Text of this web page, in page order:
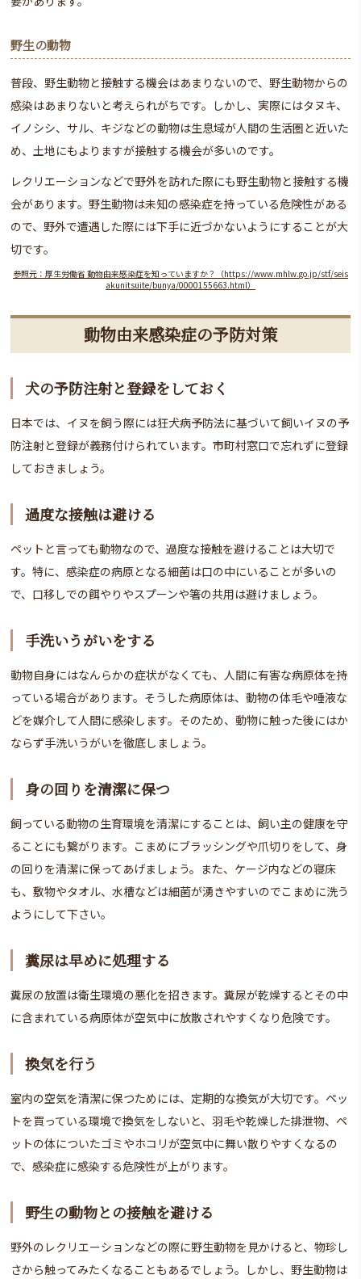
野生の動物
普段、野生動物と接触する機会はあまりないので、野生動物からの
感染はあまりないと考えられがちです。しかし、実際にはタヌキ、
イノシシ、サル、キジなどの動物は生息域が人間の生活圏と近いた
め、土地にもよりますが接触する機会が多いのです。
レクリエーションなどで野外を訪れた際にも野生動物と接触する機
会があります。野生動物は未知の感染症を持っている危険性がある
ので、野外で遭遇した際には下手に近づかないようにすることが大
切です。
参照元：厚生労働省 動物由来感染症を知っていますか？（https://www.mhlw.go.jp/stf/seis
akunitsuite/bunya/0000155663.html）
動物由来感染症の予防対策
犬の予防注射と登録をしておく
日本では、イヌを飼う際には狂犬病予防法に基づいて飼いイヌの予
防注射と登録が義務付けられています。市町村窓口で忘れずに登録
しておきましょう。
過度な接触は避ける
ペットと言っても動物なので、過度な接触を避けることは大切で
す。特に、感染症の病原となる細菌は口の中にいることが多いの
で、口移しでの餌やりやスプーンや箸の共用は避けましょう。
手洗いうがいをする
動物自身にはなんらかの症状がなくても、人間に有害な病原体を持
っている場合があります。そうした病原体は、動物の体毛や唾液な
どを媒介して人間に感染します。そのため、動物に触った後にはか
ならず手洗いうがいを徹底しましょう。
身の回りを清潔に保つ
飼っている動物の生育環境を清潔にすることは、飼い主の健康を守
ることにも繋がります。こまめにブラッシングや爪切りをして、身
の回りを清潔に保ってあげましょう。また、ケージ内などの寝床
も、敷物やタオル、水槽などは細菌が湧きやすいのでこまめに洗う
ようにして下さい。
糞尿は早めに処理する
糞尿の放置は衛生環境の悪化を招きます。糞尿が乾燥するとその中
に含まれている病原体が空気中に放散されやすくなり危険です。
換気を行う
室内の空気を清潔に保つためには、定期的な換気が大切です。ペッ
トを買っている環境で換気をしないと、羽毛や乾燥した排泄物、ペ
ットの体についたゴミやホコリが空気中に舞い散りやすくなるの
で、感染症に感染する危険性が上がります。
野生の動物との接触を避ける
野外のレクリエーションなどの際に野生動物を見かけると、物珍し
さから触ってみたくなることもあるでしょう。しかし、野生動物は